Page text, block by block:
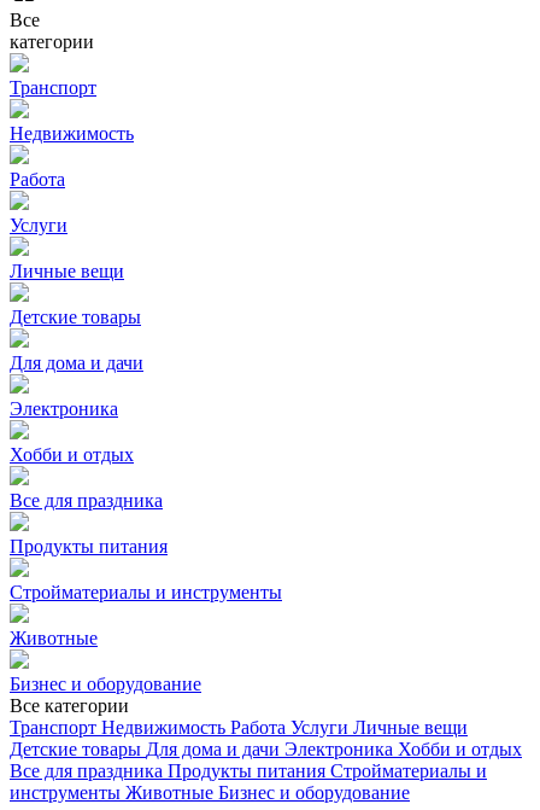
Все
категории
Транспорт
Недвижимость
Работа
Услуги
Личные вещи
Детские товары
Для дома и дачи
Электроника
Хобби и отдых
Все для праздника
Продукты питания
Стройматериалы и инструменты
Животные
Бизнес и оборудование
Все категории
Транспорт Недвижимость Работа Услуги Личные вещи
Детские товары Для дома и дачи Электроника Хобби и отдых
Все для праздника Продукты питания Стройматериалы и
инструменты Животные Бизнес и оборудование